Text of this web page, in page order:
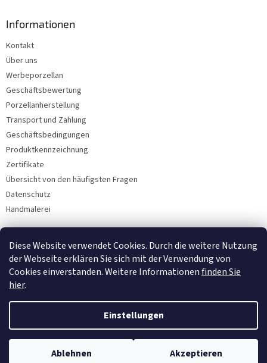
Diese Website verwendet Cookies. Durch die weitere Nutzung
der Webseite erklären Sie sich mit der Verwendung von
Cookies einverstanden. Weitere Informationenfinden Sie
hier.
Einstellungen
Ablehnen Akzeptieren
Informationen
Kontakt
Über uns
Werbeporzellan
Geschäftsbewertung
Porzellanherstellung
Transport und Zahlung
Geschäftsbedingungen
Produktkennzeichnung
Zertifikate
Übersicht von den häufigsten Fragen
Datenschutz
Handmalerei
Facebook
Copyright 2026Bohemia Porzellan 1987 . Alle Rechte vorbehalten.